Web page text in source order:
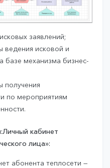
заявлений;
ведения исковой и
базе механизма бизнес-
получения
по мероприятиям
кабинет
лица»:
абонента теплосети —